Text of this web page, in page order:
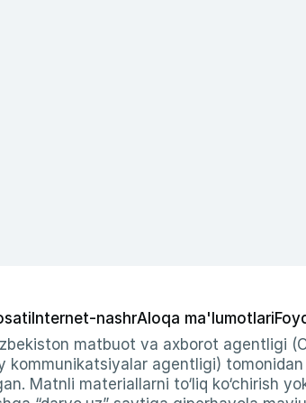
Internet-nashrAloqa ma'lumotlari
matbuot va axborot agentligi
kommunikatsiyalar agentligi)
Matnli materiallarni to‘liq ko‘chirish